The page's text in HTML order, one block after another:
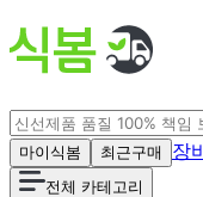
마이식봄
최근구매 장
전체 카테고리